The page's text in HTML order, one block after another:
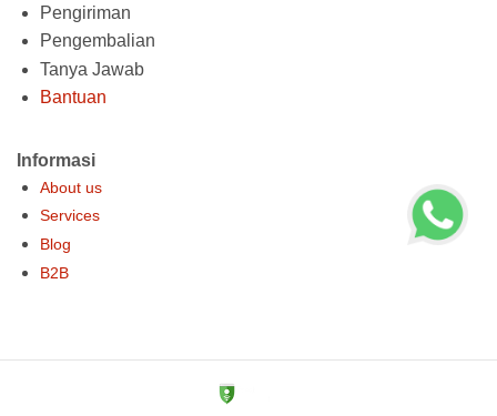
Pengiriman
Pengembalian
Tanya Jawab
Bantuan
Informasi
About us
Services
Blog
B2B